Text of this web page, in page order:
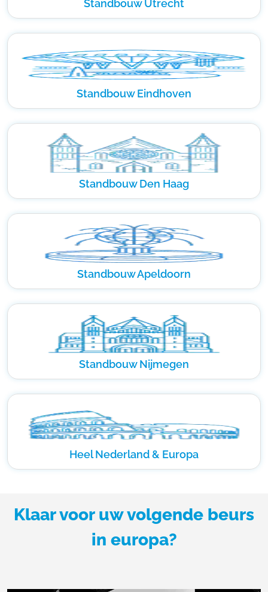
Standbouw Utrecht
Standbouw Eindhoven
Standbouw Den Haag
Standbouw Apeldoorn
Standbouw Nijmegen
Heel Nederland & Europa
Klaar voor uw volgende beurs
in europa?